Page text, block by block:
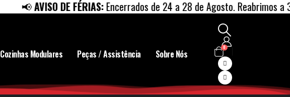
AVISO DE FÉRIAS:Encerrados de 24 a 28 de Agosto. Reabrimos a 31
Cozinhas Modulares Peças / Assistência Sobre Nós
0